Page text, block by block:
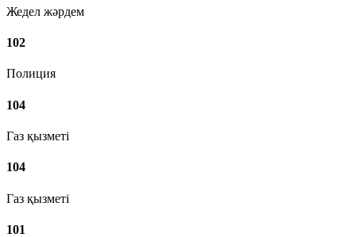
Жедел жәрдем
102
Полиция
104
Газ қызметі
104
Газ қызметі
101